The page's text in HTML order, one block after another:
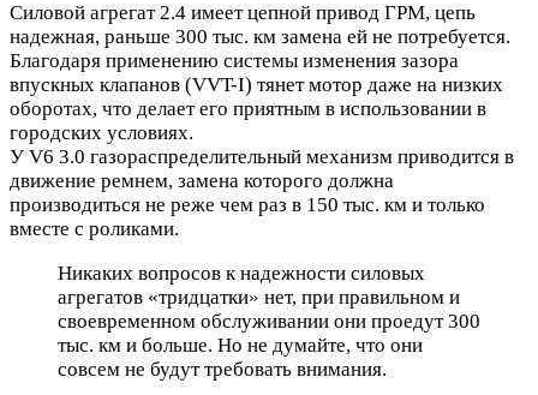
Силовой агрегат 2.4 имеет цепной привод ГРМ, цепь
надежная, раньше 300 тыс. км замена ей не потребуется.
Благодаря применению системы изменения зазора
впускных клапанов (VVT-I) тянет мотор даже на низких
оборотах, что делает его приятным в использовании в
городских условиях.
У V6 3.0 газораспределительный механизм приводится в
движение ремнем, замена которого должна
производиться не реже чем раз в 150 тыс. км и только
вместе с роликами.
Никаких вопросов к надежности силовых
агрегатов «тридцатки» нет, при правильном и
своевременном обслуживании они проедут 300
тыс. км и больше. Но не думайте, что они
совсем не будут требовать внимания.